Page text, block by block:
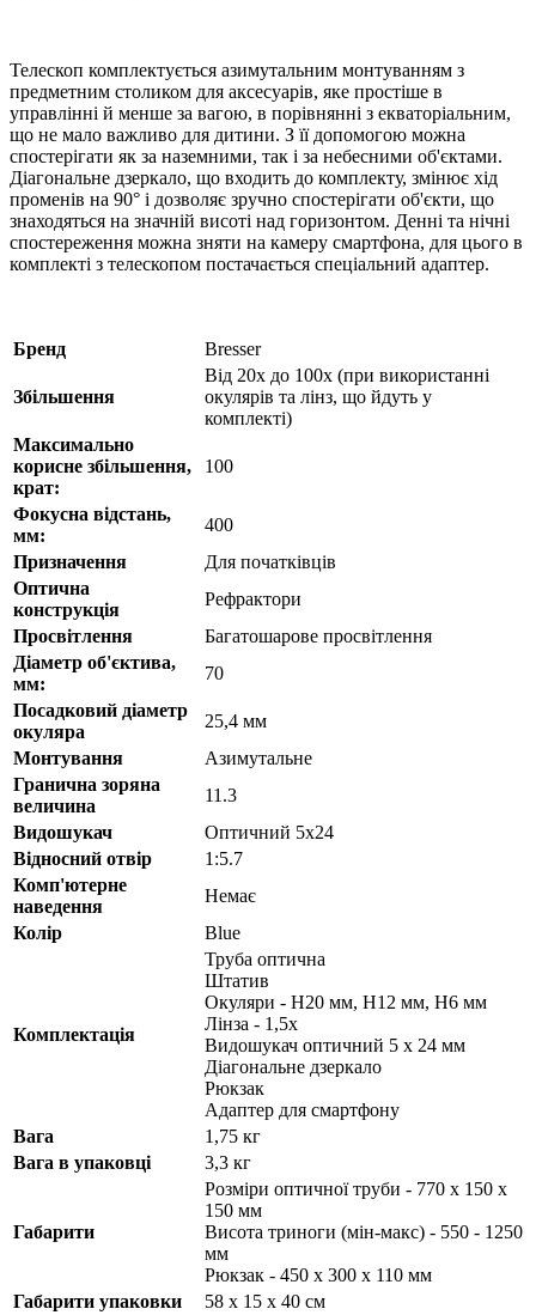
Телескоп комплектується азимутальним монтуванням з
предметним столиком для аксесуарів, яке простіше в
управлінні й менше за вагою, в порівнянні з екваторіальним,
що не мало важливо для дитини. З її допомогою можна
спостерігати як за наземними, так і за небесними об'єктами.
Діагональне дзеркало, що входить до комплекту, змінює хід
променів на 90° і дозволяє зручно спостерігати об'єкти, що
знаходяться на значній висоті над горизонтом. Денні та нічні
спостереження можна зняти на камеру смартфона, для цього в
комплекті з телескопом постачається спеціальний адаптер.
Бренд Bresser
Збільшення
Від 20x до 100x (при використанні
окулярів та лінз, що йдуть у
комплекті)
Максимально
корисне збільшення,
крат:
100
Фокусна відстань,
мм:
400
Призначення
Для початківців
Оптична
конструкція
Рефрактори
Просвітлення
Багатошарове просвітлення
Діаметр об'єктива,
мм:
70
Посадковий діаметр
окуляра
25,4 мм
Монтування
Азимутальне
Гранична зоряна
величина
11.3
Видошукач
Оптичний 5х24
Відносний отвір
1:5.7
Комп'ютерне
наведення
Немає
Колір
Blue
Комплектація
Труба оптична
Штатив
Окуляри - H20 мм, H12 мм, H6 мм
Лінза - 1,5х
Видошукач оптичний 5 х 24 мм
Діагональне дзеркало
Рюкзак
Адаптер для смартфону
Вага
1,75 кг
Вага в упаковці
3,3 кг
Габарити
Розміри оптичної труби - 770 х 150 х
150 мм
Висота триноги (мін-макс) - 550 - 1250
мм
Рюкзак - 450 х 300 х 110 мм
Габарити упаковки
58 х 15 х 40 см